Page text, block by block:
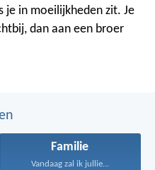
je in moeilijkheden zit. Je
dan aan een broer
Familie
Vandaag zal ik jullie...